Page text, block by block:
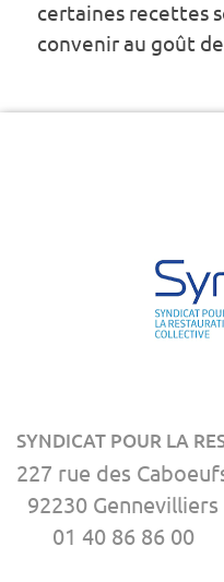
certaines recettes
convenir au goût
SYNDICAT POUR LA
227 rue des
92230 Gennevilliers
01 40 86 86 00